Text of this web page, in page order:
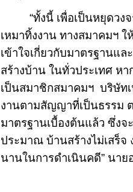
“ทั้งนี้ เพื่อเป็นหยุดวง
เหมาทิ้งงาน ทางสมาคมฯ
เข้าใจเกี่ยวกับมาตรฐานแ
สร้างบ้าน ในทั่วประเทศ ห
เป็นสมาชิกสมาคมฯ บริษัท
งานตามสัญญาที่เป็นธรรม
มาตรฐานเบื้องต้นแล้ว ซึ่ง
ประมาณ บ้านสร้างไม่เสร็
นานในการดำเนินคดี” นาย